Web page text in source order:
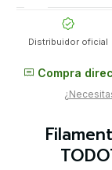
Distribuidor oficial
Compra